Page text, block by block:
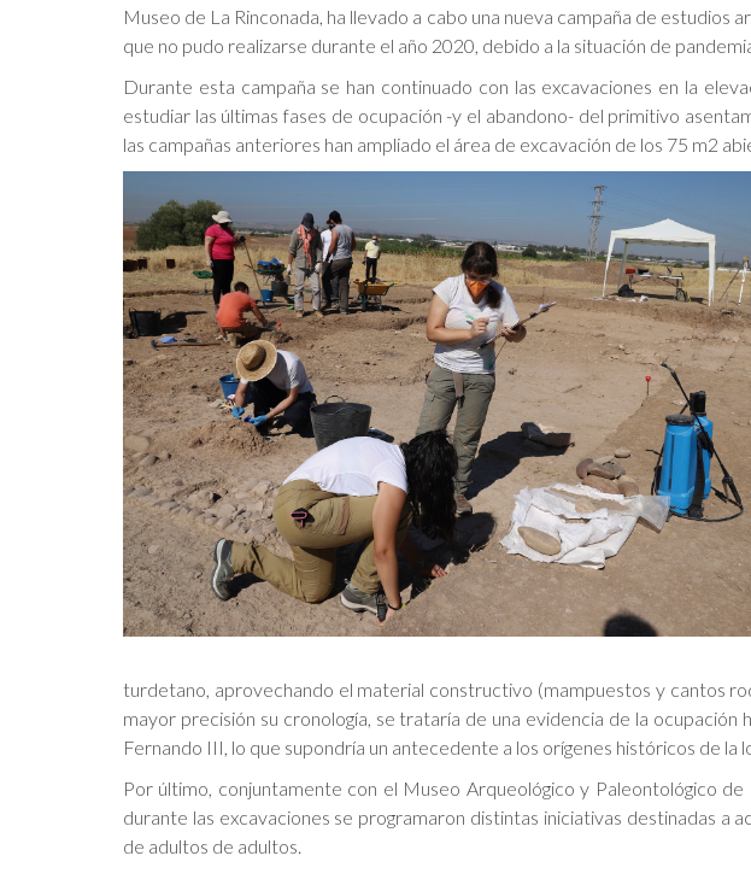
Museo de La Rinconada, ha llevado a cabo una nueva campaña de
que no pudo realizarse durante el año 2020, debido a la situación de
Durante esta campaña se han continuado con las excavaciones en la
estudiar las últimas fases de ocupación -y el abandono- del primitivo
las campañas anteriores han ampliado el área de excavación de los 75 m2
turdetano, aprovechando el material constructivo (mampuestos y cantos
mayor precisión su cronología, se trataría de una evidencia de la
Fernando III, lo que supondría un antecedente a los orígenes históricos de la
Por último, conjuntamente con el Museo Arqueológico y Paleontológico
durante las excavaciones se programaron distintas iniciativas destinadas
de adultos de adultos.